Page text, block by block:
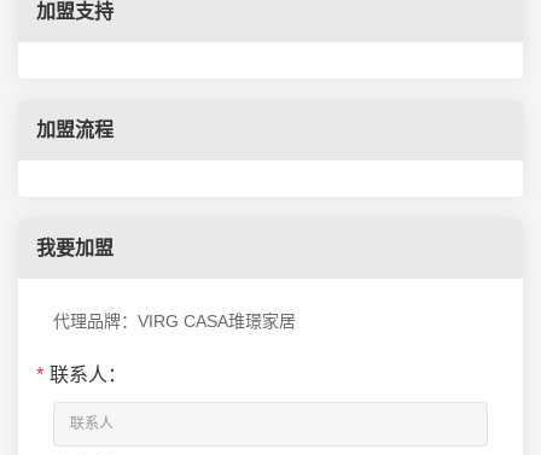
加盟支持
加盟流程
我要加盟
代理品牌：VIRG CASA琟璟家居
* 联系人：